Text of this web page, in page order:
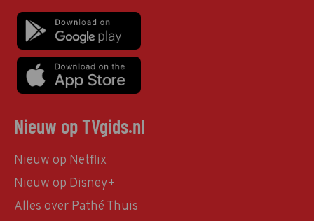
Nieuw op TVgids.nl
Nieuw op Netflix
Nieuw op Disney+
Alles over Pathé Thuis